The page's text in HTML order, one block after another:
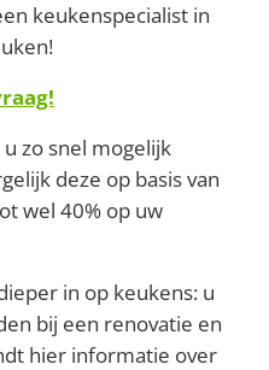
keukenspecialist in
zo snel mogelijk
deze op basis van
wel 40% op uw
in op keukens: u
bij een renovatie en
hier informatie over